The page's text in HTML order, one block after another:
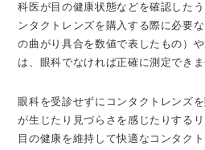
科医が目の健康状態などを確認した
ンタクトレンズを購入する際に必要
の曲がり具合を数値で表したもの）
は、眼科でなければ正確に測定できま
眼科を受診せずにコンタクトレンズ
が生じたり見づらさを感じたりする
目の健康を維持して快適なコンタク